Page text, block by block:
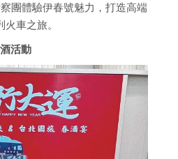
團體驗伊春號魅力，打造高端
火車之旅。
活動